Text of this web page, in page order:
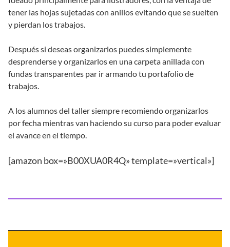
tener las hojas sujetadas con anillos evitando que se suelten
y pierdan los trabajos.
Después si deseas organizarlos puedes simplemente
desprenderse y organizarlos en una carpeta anillada con
fundas transparentes par ir armando tu portafolio de
trabajos.
A los alumnos del taller siempre recomiendo organizarlos
por fecha mientras van haciendo su curso para poder evaluar
el avance en el tiempo.
[amazon box=»B00XUA0R4Q» template=»vertical»]